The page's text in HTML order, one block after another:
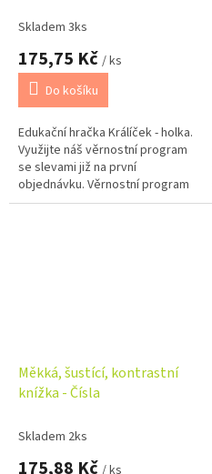
Skladem 3ks
175,75 Kč / ks
Do košíku
Edukační hračka Králíček - holka.
Využijte náš věrnostní program
se slevami již na první
objednávku. Věrnostní program
Měkká, šustící, kontrastní
knížka - Čísla
Skladem 2ks
175,88 Kč / ks